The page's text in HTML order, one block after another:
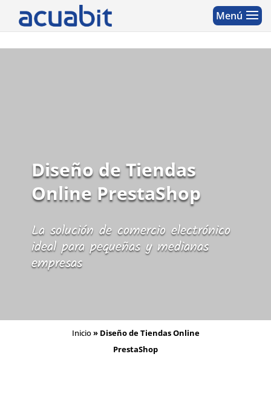
Diseño de Tiendas
Online PrestaShop
La solución de comercio electrónico
ideal para pequeñas y medianas
empresas
Inicio» Diseño de Tiendas Online
PrestaShop